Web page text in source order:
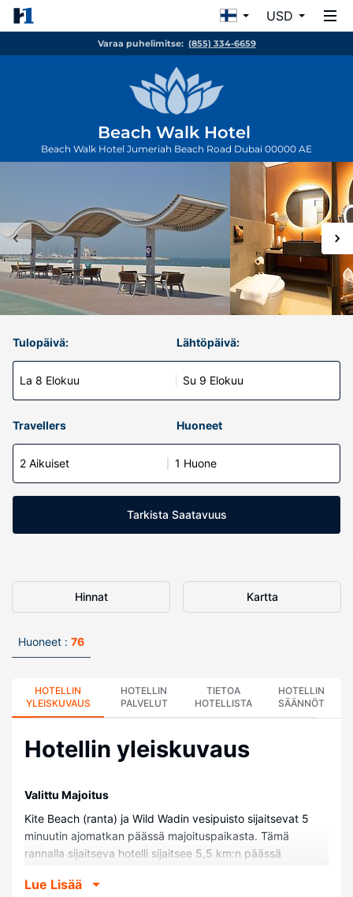
USD
Varaa puhelimitse: (855) 334-6659
Beach Walk Hotel
Beach Walk Hotel Jumeriah Beach Road Dubai 00000 AE
Tulopäivä:
La 8 Elokuu
Lähtöpäivä:
Su 9 Elokuu
Travellers Huoneet
2 Aikuiset 1 Huone
Tarkista Saatavuus
Hinnat Kartta
Huoneet : 76
HOTELLIN
YLEISKUVAUS
HOTELLIN
PALVELUT
TIETOA
HOTELLISTA
HOTELLIN
SÄÄNNÖT
Hotellin yleiskuvaus
Valittu Majoitus
Kite Beach (ranta) ja Wild Wadin vesipuisto sijaitsevat 5
minuutin ajomatkan päässä majoituspaikasta. Tämä
rannalla sijaitseva hotelli sijaitsee 5,5 km:n päässä
Mercato-ostoskeskus.
Lue Lisää